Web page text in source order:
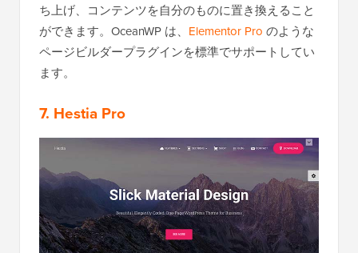
ち上げ、コンテンツを自分のものに置き換えること
ができます。OceanWP は、 Elementor Pro のような
ページビルダープラグインを標準でサポートしてい
ます。
7. Hestia Pro